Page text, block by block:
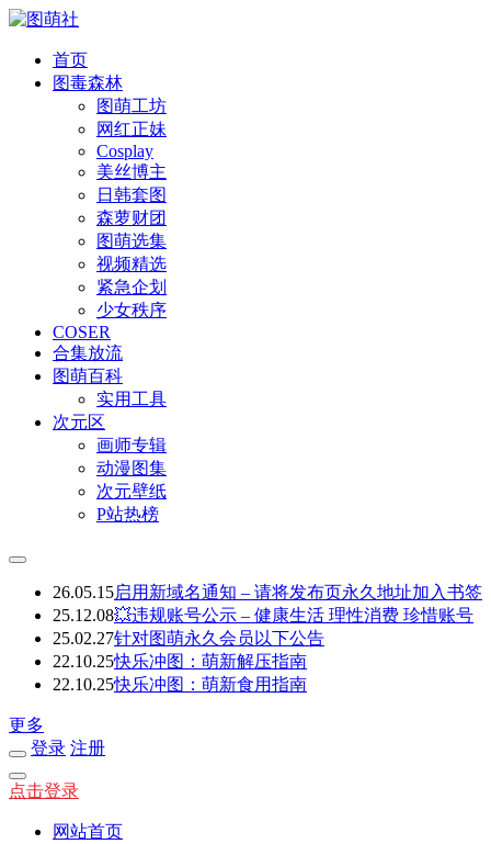
首页
图毒森林
图萌工坊
网红正妹
Cosplay
美丝博主
日韩套图
森萝财团
图萌选集
视频精选
紧急企划
少女秩序
COSER
合集放流
图萌百科
实用工具
次元区
画师专辑
动漫图集
次元壁纸
P站热榜
26.05.15启用新域名通知 – 请将发布页永久地址加入书签
25.12.08💥违规账号公示 – 健康生活 理性消费 珍惜账号
25.02.27针对图萌永久会员以下公告
22.10.25快乐冲图：萌新解压指南
22.10.25快乐冲图：萌新食用指南
更多
登录 注册
点击登录
网站首页